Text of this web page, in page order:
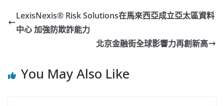
LexisNexis® Risk Solutions在馬來西亞成立亞太區資料
中心 加強防欺詐能力
北京金融街全球影響力再創新高
You May Also Like